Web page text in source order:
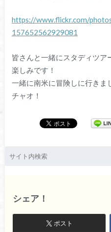
https://www.flickr.com/
157652562929081
皆さんと一緒にスタディツア
楽しみです！
一緒に南米に冒険しに行きま
チャオ！
シェア！
ポスト